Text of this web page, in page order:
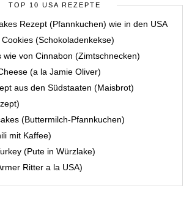
TOP 10 USA REZEPTE
Rezept (Pfannkuchen) wie in den USA
(Schokoladenkekse)
wie von Cinnabon (Zimtschnecken)
(a la Jamie Oliver)
aus den Südstaaten (Maisbrot)
(Buttermilch-Pfannkuchen)
mit Kaffee)
(Pute in Würzlake)
Ritter a la USA)